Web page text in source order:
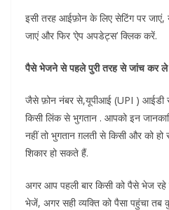
इसी तरह आईफ़ोन के लिए सेटिंग पर जाएं,
जाएं और फिर ‘ऐप अपडेट्स’ क्लिक करें.
पैसे भेजने से पहले पुरी तरह से जांच कर
जैसे फ़ोन नंबर से,यूपीआई (UPI )
किसी लिंक से भुगतान . आपको इन
नहीं तो भुगतान ग़लती से किसी और को
शिकार हो सकते हैं.
अगर आप पहली बार किसी को पैसे भेज
भेजें, अगर सही व्यक्ति को पैसा पहुंचा तब